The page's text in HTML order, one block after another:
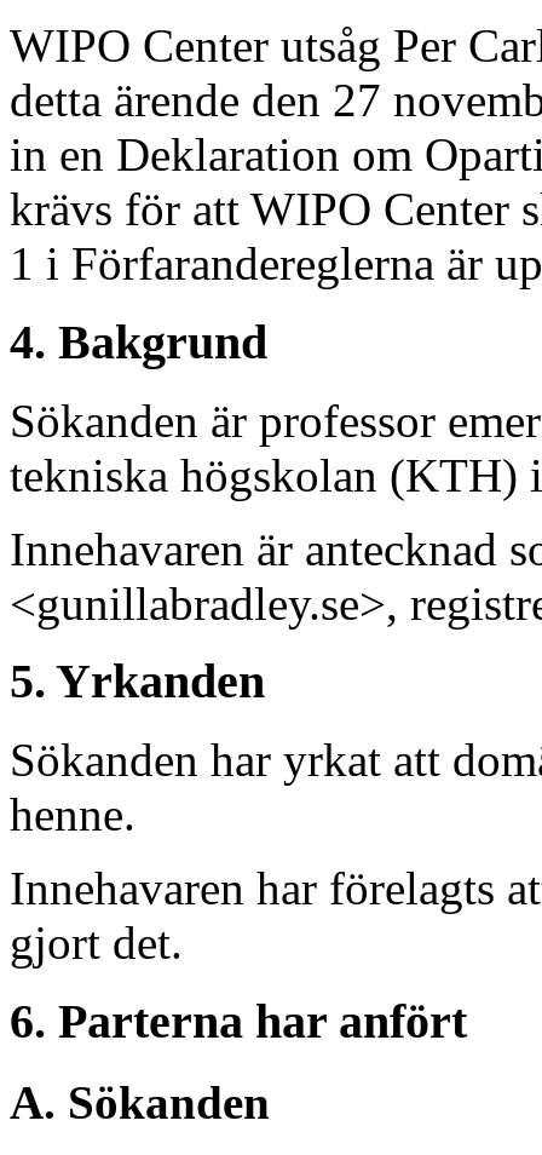
WIPO Center utsåg Per
detta ärende den 27
in en Deklaration om
krävs för att WIPO Center
1 i Förfarandereglerna är
4. Bakgrund
Sökanden är professor
tekniska högskolan (KTH)
Innehavaren är antecknad
<gunillabradley.se>,
5. Yrkanden
Sökanden har yrkat att
henne.
Innehavaren har förelagts
gjort det.
6. Parterna har anfört
A. Sökanden